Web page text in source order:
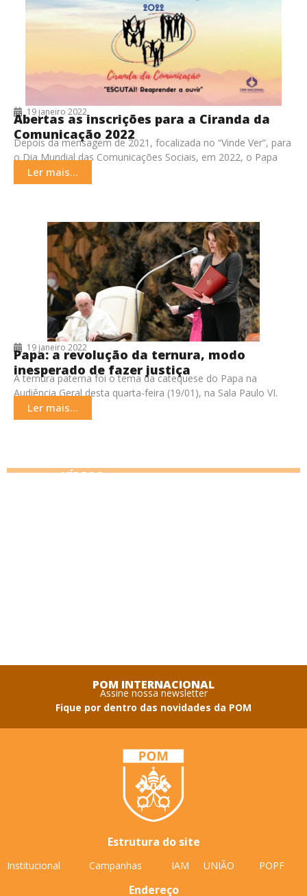
19 janeiro 2022
Abertas as inscrições para a Ciranda da
Comunicação 2022
Depois da mensagem de 2021, focalizada no “Vinde Ver”, para
o Dia Mundial das Comunicações Sociais, em 2022, o Papa
Francisco pede ao mundo
Ler mais...
19 janeiro 2022
Papa: a revolução da ternura, modo
inesperado de fazer justiça
A ternura paterna foi o tema da catequese do Papa na
Audiência Geral desta quarta-feira (19/01), na Sala Paulo VI.
Mais uma vez, Francisco
Ler mais...
VÍDEOS
POM INTERNACIONAL
Assine nossa newsletter
Fique por dentro das novidades da POM
Estrutura do site
Institucional Campanhas IAM UNIÃO POPF
Endereço